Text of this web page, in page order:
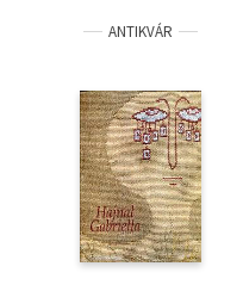
ANTIKVÁR